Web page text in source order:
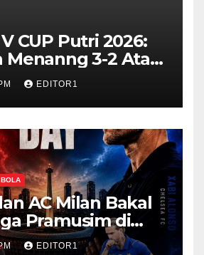
CUP Putri 2026:
Menanng 3-2 Atas
EDITOR1
AC Milan Bakal
Pramusim di
Besok
EDITOR1